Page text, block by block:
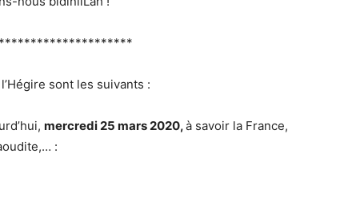
sont les suivants :
mercredi 25 mars 2020,à savoir la France,
: